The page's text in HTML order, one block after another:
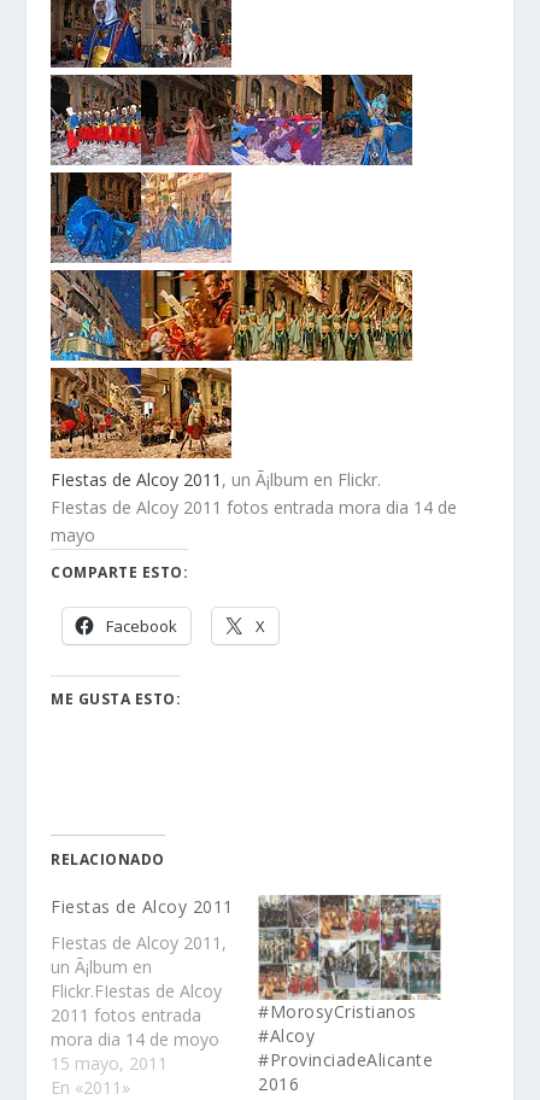
FIestas de Alcoy 2011 , un Ã¡lbum en Flickr.
FIestas de Alcoy 2011 fotos entrada mora dia 14 de
mayo
COMPARTE ESTO:
Facebook X
ME GUSTA ESTO:
RELACIONADO
Fiestas de Alcoy 2011
FIestas de Alcoy 2011,
un Ã¡lbum en
Flickr.FIestas de Alcoy
2011 fotos entrada
mora dia 14 de moyo
15 mayo, 2011
En «2011»
#MorosyCristianos
#Alcoy
#ProvinciadeAlicante
2016